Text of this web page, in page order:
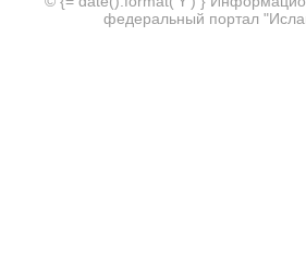
федеральный портал